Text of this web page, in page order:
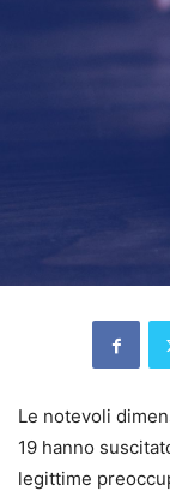
Le notevoli
19 hanno
legittime